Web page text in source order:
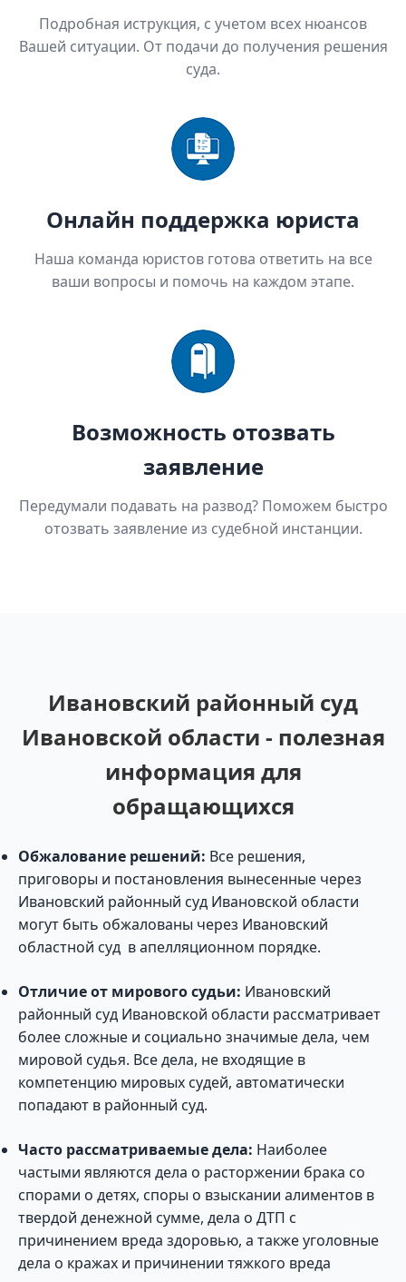
Подробная иструкция, с учетом всех нюансов
Вашей ситуации. От подачи до получения решения
суда.
Онлайн поддержка юриста
Наша команда юристов готова ответить на все
ваши вопросы и помочь на каждом этапе.
Возможность отозвать
заявление
Передумали подавать на развод? Поможем быстро
отозвать заявление из судебной инстанции.
Ивановский районный суд
Ивановской области - полезная
информация для
обращающихся
Обжалование решений: Все решения,
приговоры и постановления вынесенные через
Ивановский районный суд Ивановской области
могут быть обжалованы через Ивановский
областной суд в апелляционном порядке.
Отличие от мирового судьи: Ивановский
районный суд Ивановской области рассматривает
более сложные и социально значимые дела, чем
мировой судья. Все дела, не входящие в
компетенцию мировых судей, автоматически
попадают в районный суд.
Часто рассматриваемые дела: Наиболее
частыми являются дела о расторжении брака со
спорами о детях, споры о взыскании алиментов в
твердой денежной сумме, дела о ДТП с
причинением вреда здоровью, а также уголовные
дела о кражах и причинении тяжкого вреда